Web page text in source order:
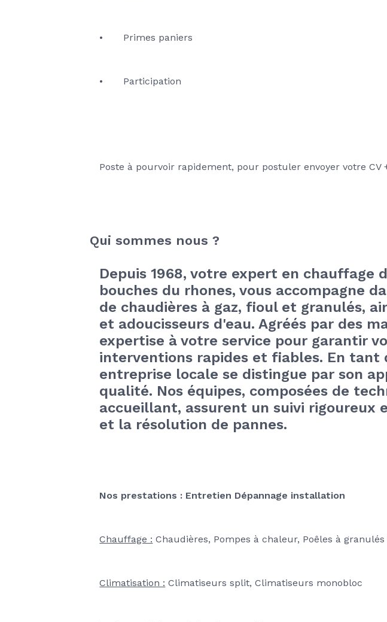
•	Primes paniers
•	Participation
Poste à pourvoir rapidement, pour postuler envoyer votre CV
Qui sommes nous ?
Depuis 1968, votre expert en
bouches du rhones, vous accompagne
de chaudières à gaz, fioul et granulés,
et adoucisseurs d'eau. Agréés par des
expertise à votre service pour garantir
interventions rapides et fiables. En tant
entreprise locale se distingue par son
qualité. Nos équipes, composées de
accueillant, assurent un suivi
et la résolution de pannes.
Nos prestations : Entretien Dépannage installation
Chauffage : Chaudières, Pompes à chaleur, Poêles à granulés
Climatisation : Climatiseurs split, Climatiseurs monobloc